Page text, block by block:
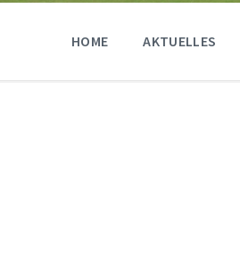
HOME AKTUELLES